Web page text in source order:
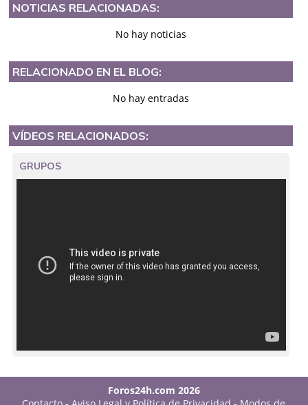
NOTICIAS RELACIONADAS:
No hay noticias
RELACIONADO EN EL BLOG:
No hay entradas
VÍDEOS RELACIONADOS:
GRUPOS
Foros24h.com 2026